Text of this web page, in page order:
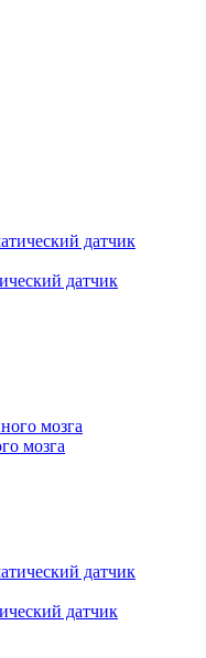
датчик
мозга
датчик